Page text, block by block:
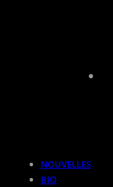
NOUVELLES
BIO